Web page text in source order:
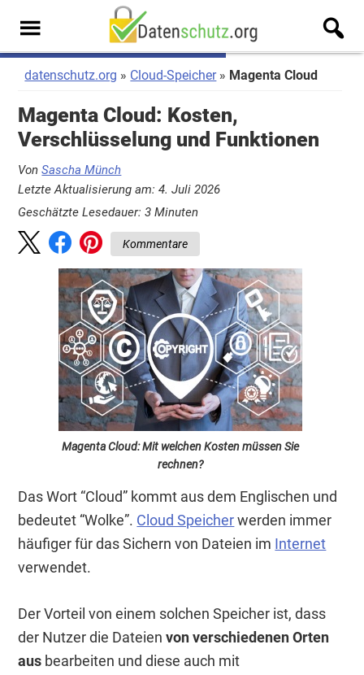
Inhalt
springen
Seitenspalte
springen
Men
datenschutz.org Cloud-Speicher Magenta Cloud
Magenta Cloud: Kosten,
Verschlüsselung und Funktionen
VonSascha Münch
Letzte Aktualisierung am: 4. Juli 2026
Geschätzte Lesedauer: 3 Minuten
Kommentare
Magenta Cloud: Mit welchen Kosten müssen Sie
rechnen?
Das Wort “Cloud” kommt aus dem Englischen und
bedeutet “Wolke”. Cloud Speicherwerden immer
häufiger für das Sichern von Dateien im Internet
verwendet.
Der Vorteil von einem solchen Speicher ist, dass
der Nutzer die Dateienvon verschiedenen Orten
aus bearbeiten und diese auch mit